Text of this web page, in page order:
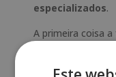
especializados.
A primeira coisa
cachorro é a
para descobrir